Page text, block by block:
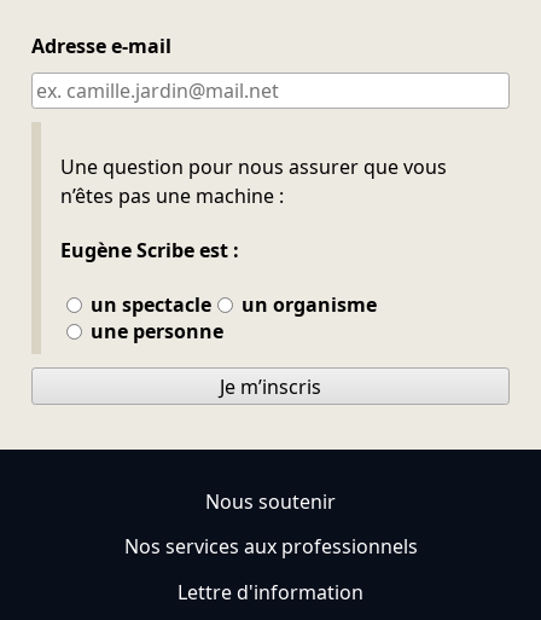
Adresse e-mail
Une question pour nous assurer que vous
n’êtes pas une machine :
Eugène Scribe est :
un spectacle
un organisme
une personne
Ne pas remplir
Je m’inscris
Nous soutenir
Nos services aux professionnels
Lettre d'information